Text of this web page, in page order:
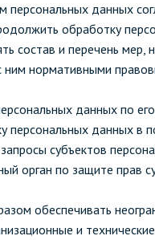
персональных данных
обработку
состав и перечень
ним нормативными
данных по
персональных данных
субъектов
орган по защите прав
обеспечивать
и